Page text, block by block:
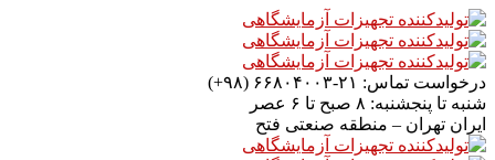
درخواست تماس: ۲۱-۶۶۸۰۴۰۰۳ (۹۸+)
شنبه تا پنجشنبه: ۸ صبح تا ۶ عصر
ایران تهران – منطقه صنعتی فتح